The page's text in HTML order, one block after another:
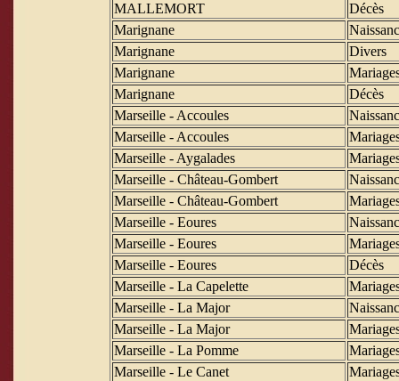
MALLEMORT
Décès
Marignane
Marignane
Divers
Marignane
Marignane
Décès
Marseille - Accoules
Marseille - Accoules
Marseille - Aygalades
Marseille - Château-Gombert
Marseille - Château-Gombert
Marseille - Eoures
Marseille - Eoures
Marseille - Eoures
Décès
Marseille - La Capelette
Marseille - La Major
Marseille - La Major
Marseille - La Pomme
Marseille - Le Canet